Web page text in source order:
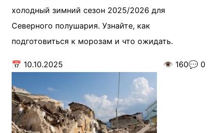
холодный зимний сезон 2025/2026 для
Северного полушария. Узнайте, как
подготовиться к морозам и что ожидать.
📅 10.10.2025 👁️ 160💬 0